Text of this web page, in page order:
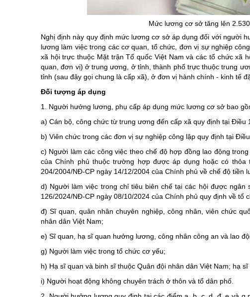
Chuyên đề tổng hợp
Mức lương cơ sở tăng lên
Nghị định này quy định mức lương cơ sở áp dụng đối với người
lương làm việc trong các cơ quan, tổ chức, đơn vị sự nghiệp
xã hội trực thuộc Mặt trận Tổ quốc Việt Nam và các tổ chức xã
quan, đơn vị) ở trung ương, ở tỉnh, thành phố trực thuộc trung
tỉnh (sau đây gọi chung là cấp xã), ở đơn vị hành chính - kinh tế
Đối tượng áp dụng
1. Người hưởng lương, phụ cấp áp dụng mức lương cơ sở bao
a) Cán bộ, công chức từ trung ương đến cấp xã quy định tại Điều
b) Viên chức trong các đơn vị sự nghiệp công lập quy định tại
c) Người làm các công việc theo chế độ hợp đồng lao động
của Chính phủ thuộc trường hợp được áp dụng hoặc có
204/2004/NĐ-CP ngày 14/12/2004 của Chính phủ về chế độ
d) Người làm việc trong chỉ tiêu biên chế tại các hội được
126/2024/NĐ-CP ngày 08/10/2024 của Chính phủ quy định về tổ
đ) Sĩ quan, quân nhân chuyên nghiệp, công nhân, viên chức
nhân dân Việt Nam;
e) Sĩ quan, hạ sĩ quan hưởng lương, công nhân công an và lao
g) Người làm việc trong tổ chức cơ yếu;
h) Hạ sĩ quan và binh sĩ thuộc Quân đội nhân dân Việt Nam; hạ
i) Người hoạt động không chuyên trách ở thôn và tổ dân phố.